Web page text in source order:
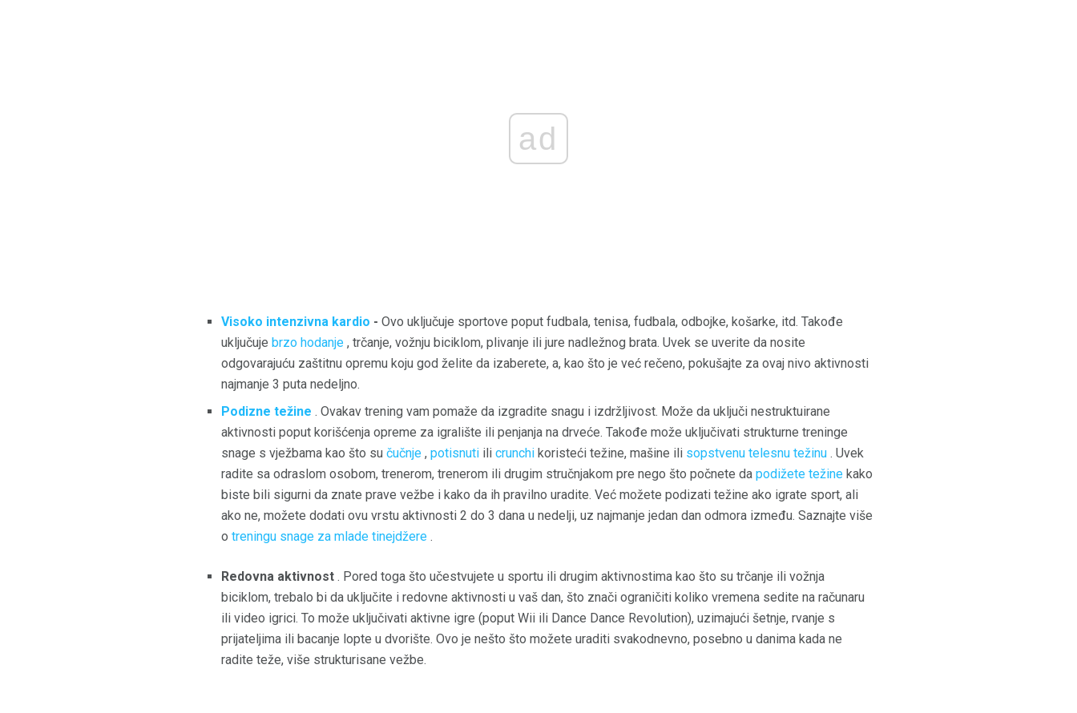
ad
Visoko intenzivna kardio - Ovo uključuje sportove poput fudbala, tenisa, fudbala, odbojke, košarke, itd. Takođe
uključuje brzo hodanje , trčanje, vožnju biciklom, plivanje ili jure nadležnog brata. Uvek se uverite da nosite
odgovarajuću zaštitnu opremu koju god želite da izaberete, a, kao što je već rečeno, pokušajte za ovaj nivo aktivnosti
najmanje 3 puta nedeljno.
Podizne težine . Ovakav trening vam pomaže da izgradite snagu i izdržljivost. Može da uključi nestruktuirane
aktivnosti poput korišćenja opreme za igralište ili penjanja na drveće. Takođe može uključivati ​​strukturne treninge
snage s vježbama kao što su čučnje , potisnuti ili crunchi koristeći težine, mašine ili sopstvenu telesnu težinu . Uvek
radite sa odraslom osobom, trenerom, trenerom ili drugim stručnjakom pre nego što počnete da podižete težine kako
biste bili sigurni da znate prave vežbe i kako da ih pravilno uradite. Već možete podizati težine ako igrate sport, ali
ako ne, možete dodati ovu vrstu aktivnosti 2 do 3 dana u nedelji, uz najmanje jedan dan odmora između. Saznajte više
o treningu snage za mlade tinejdžere .
Redovna aktivnost . Pored toga što učestvujete u sportu ili drugim aktivnostima kao što su trčanje ili vožnja
biciklom, trebalo bi da uključite i redovne aktivnosti u vaš dan, što znači ograničiti koliko vremena sedite na računaru
ili video igrici. To može uključivati ​​aktivne igre (poput Wii ili Dance Dance Revolution), uzimajući šetnje, rvanje s
prijateljima ili bacanje lopte u dvorište. Ovo je nešto što možete uraditi svakodnevno, posebno u danima kada ne
radite teže, više strukturisane vežbe.